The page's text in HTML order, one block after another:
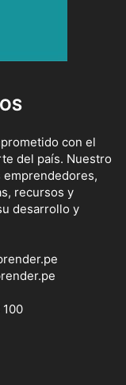
con el
del país. Nuestro
recursos y
desarrollo y